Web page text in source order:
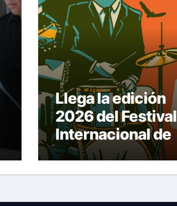
Llega la edición
2026 del Festival
Internacional de
Jazz Armando
Nuñez